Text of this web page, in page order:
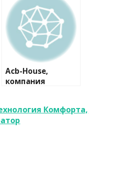
Acb-House,
компания
Комфорта,